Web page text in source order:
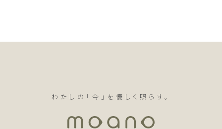
わたしの「今」を優しく照らす。